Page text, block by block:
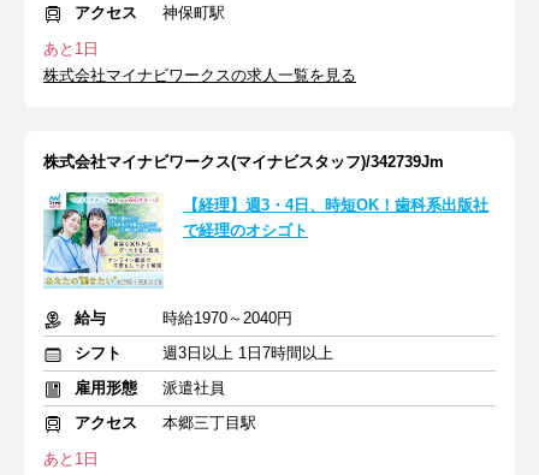
アクセス
神保町駅
あと1日
株式会社マイナビワークスの求人一覧を見る
株式会社マイナビワークス(マイナビスタッフ)/342739Jm
【経理】週3・4日、時短OK！歯科系出版社
で経理のオシゴト
給与
時給1970～2040円
シフト
週3日以上 1日7時間以上
雇用形態
派遣社員
アクセス
本郷三丁目駅
あと1日